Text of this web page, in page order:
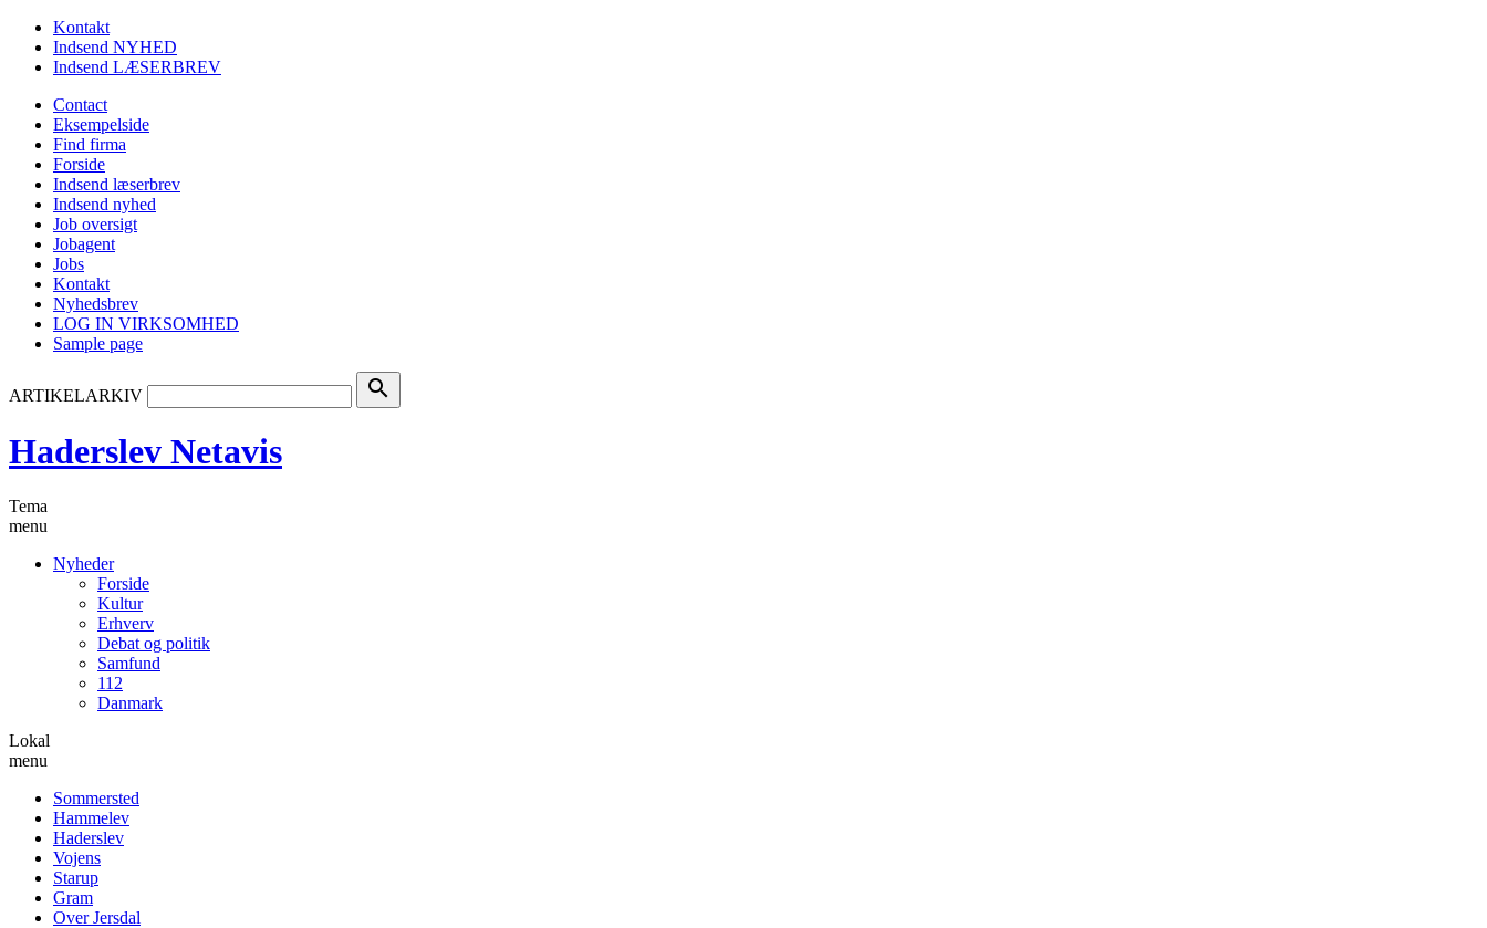
Kontakt
Indsend NYHED
Indsend LÆSERBREV
Contact
Eksempelside
Find firma
Forside
Indsend læserbrev
Indsend nyhed
Job oversigt
Jobagent
Jobs
Kontakt
Nyhedsbrev
LOG IN VIRKSOMHED
Sample page
ARTIKELARKIV search
Haderslev Netavis
Tema
menu
Nyheder
Forside
Kultur
Erhverv
Debat og politik
Samfund
112
Danmark
Lokal
menu
Sommersted
Hammelev
Haderslev
Vojens
Starup
Gram
Over Jersdal